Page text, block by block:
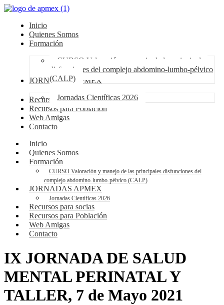
Inicio
Quienes Somos
Formación
CURSO Valoración y manejo de las principales
disfunciones del complejo abdomino-lumbo-pélvico
(CALP)
JORNADAS APMEX
Jornadas Científicas 2026
Recursos para socias
Recursos para Población
Web Amigas
Contacto
Inicio
Quienes Somos
Formación
CURSO Valoración y manejo de las principales disfunciones del
complejo abdomino-lumbo-pélvico (CALP)
JORNADAS APMEX
Jornadas Científicas 2026
Recursos para socias
Recursos para Población
Web Amigas
Contacto
IX JORNADA DE SALUD
MENTAL PERINATAL Y
TALLER, 7 de Mayo 2021